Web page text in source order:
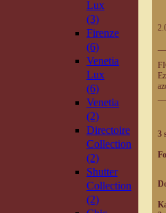
Lux
(3)
Firenze
(6)
Venetia
Lux
(6)
Venetia
(2)
Directoire
Collection
(2)
Shutter
Collection
(2)
3